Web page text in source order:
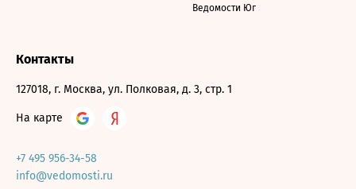
Ведомости Юг
Контакты
127018, г. Москва, ул. Полковая, д. 3, стр. 1
На карте
+7 495 956-34-58
info@vedomosti.ru